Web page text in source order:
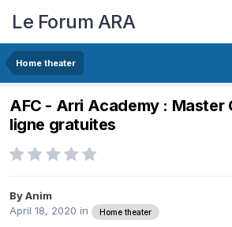
Le Forum ARA
Home theater
AFC - Arri Academy : Master
ligne gratuites
ByAnim
April 18, 2020 in Home theater